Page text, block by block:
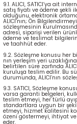
9.1. ALICI, SATICI’ya ait
satış fiyatı ve ödeme
olduğunu, elektronik
ALICI’nın; Ön
sözleşmesinin
adresi, siparişi verilen
ödeme ve teslimat
ve taahhüt eder.
9.2. Sözleşme konusu her
nın yerleşim yeri
belirtilen süre zarfında
kuruluşa teslim edilir. Bu
durumunda, ALICI’nın
9.3. SATICI, Sözleşme
varsa garanti belgeleri,
teslim etmeyi, her türlü
standartlara uygun bir
etmeyi, hizmet kalitesini
özeni göstermeyi, ihtiyat
eder.